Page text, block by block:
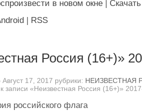
в новом окне | Скачать
| RSS
Россия (16+)»
17, 2017 рубрики: НЕИЗВЕСТНАЯ
к записи «Неизвестная Россия (16+)»
российского флага